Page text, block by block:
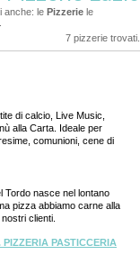
anche: le Pizzerie le
7 pizzerie trovati.
di calcio, Live Music,
alla Carta. Ideale per
comunioni, cene di
Tordo nasce nel lontano
pizza abbiamo carne alla
clienti.
PASTICCERIA